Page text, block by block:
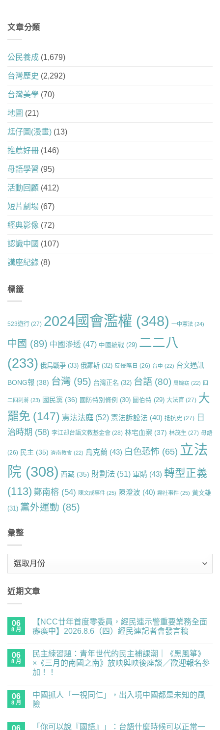
文章分類
公民養成 (1,679)
台灣歷史 (2,292)
台灣美學 (70)
地圖 (21)
尪仔圖(漫畫) (13)
推薦好冊 (146)
母語學習 (95)
活動回顧 (412)
短片劇場 (67)
經典影像 (72)
認識中國 (107)
講座紀錄 (8)
標籤
523遊行 (27) 2024國會濫權 (348) 一中憲法 (24)
中國 (89) 中國滲透 (47) 中國統戰 (29) 二二八
(233) 俄烏戰爭 (33) 俄羅斯 (32) 反侵略日 (26) 台中 (22) 台文通訊
BONG報 (38) 台灣 (95) 台灣正名 (32) 台語 (80) 周婉窈 (22) 四
二四刺蔣 (23) 國民黨 (36) 國防特別條例 (30) 圖伯特 (29) 大法官 (27) 大
罷免 (147) 憲法法庭 (52) 憲法訴訟法 (40) 抵抗史 (27) 日
治時期 (58) 李江却台語文教基金會 (28) 林宅血案 (37) 林茂生 (27) 母語
(26) 民主 (35) 濟南教會 (22) 烏克蘭 (43) 白色恐怖 (65) 立法
院 (308) 西藏 (35) 財劃法 (51) 軍購 (43) 轉型正義
(113) 鄭南榕 (54) 陳文成事件 (25) 陳澄波 (40) 霧社事件 (25) 黃文雄
(31) 黨外運動 (85)
彙整
近期文章
06
8 月
【NCC廿年首度零委員，經民連示警重要業務全面
癱瘓中】2026.8.6（四）經民連記者會發言稿
廿
首
度
員，
經
民
留
言
06
8 月
民主練習題：青年世代的民主補課潮｜《黑風箏》
×《三月的南國之南》放映與映後座談／歡迎報名參
加！！
主
練
習
留
言
06
8 月
中國抓人「一視同仁」，出入境中國都是未知的風
險
06 「你可以說『國語』」：台語什麼時候可以正常一